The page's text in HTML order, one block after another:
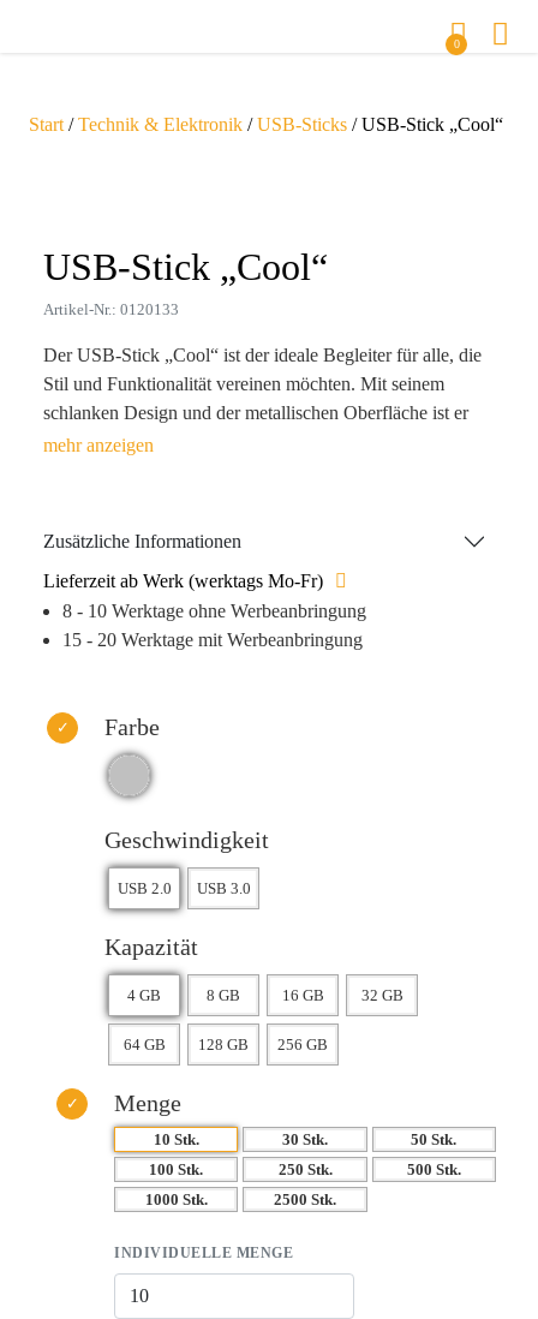
0
Start /Technik & Elektronik /USB-Sticks / USB-Stick „Cool“
USB-Stick „Cool“
Artikel-Nr.: 0120133
Der USB-Stick „Cool“ ist der ideale Begleiter für alle, die
Stil und Funktionalität vereinen möchten. Mit seinem
schlanken Design und der metallischen Oberfläche ist er
nicht nur ein praktisches Speichermedium, sondern auch
„Cool“ ist immer eine coole Wahl.
Zusätzliche Informationen
Lieferzeit ab Werk (werktags Mo-Fr)
8 - 10 Werktage ohne Werbeanbringung
15 - 20 Werktage mit Werbeanbringung
Farbe
Geschwindigkeit
Kapazität
Menge
10 Stk. 30 Stk.
50 Stk.
100 Stk.
250 Stk.
500 Stk.
1000 Stk.
2500 Stk.
INDIVIDUELLE MENGE